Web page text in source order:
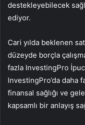
destekleyebilecek
ediyor.
Cari yılda beklenen
düzeyde borçla
fazla InvestingPro
InvestingPro’da daha
finansal sağlığı ve
kapsamlı bir anlayış